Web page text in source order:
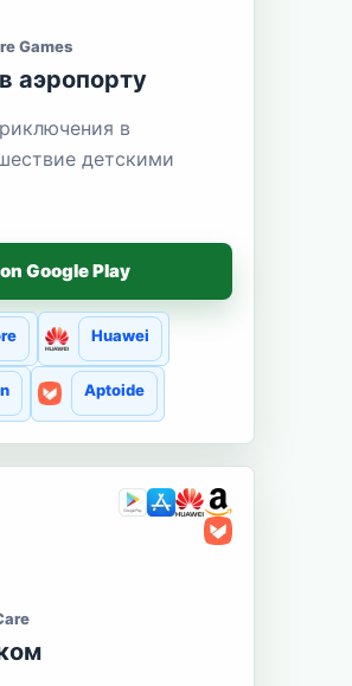
Games
аэропорту
в
детскими
Google Play
Huawei
Aptoide